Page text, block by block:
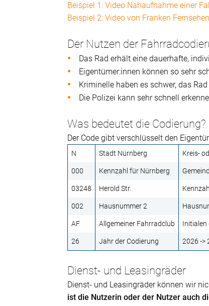
Beispiel 1: Video Nahaufnahme einer
Beispiel 2: Video von Franken Fernsehen
Der Nutzen der
Das Rad erhält eine dauerhafte,
Eigentümer:innen können so sehr
Kriminelle haben es schwer, das
Die Polizei kann sehr schnell
Was bedeutet die Codierung?
Der Code gibt verschlüsselt den
N Stadt Nürnberg Kreis-
000 Kennzahl für Nürnberg
03248 Herold Str.
002 Hausnummer 2
AF Allgemeiner Fahrradclub Initialen
26 Jahr der Codierung 2026 ->
Dienst- und Leasingräder
Dienst- und Leasingräder können wir
ist die Nutzerin oder der Nutzer auch